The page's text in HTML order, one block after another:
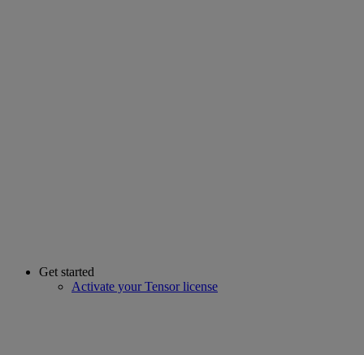
Get started
Activate your Tensor license